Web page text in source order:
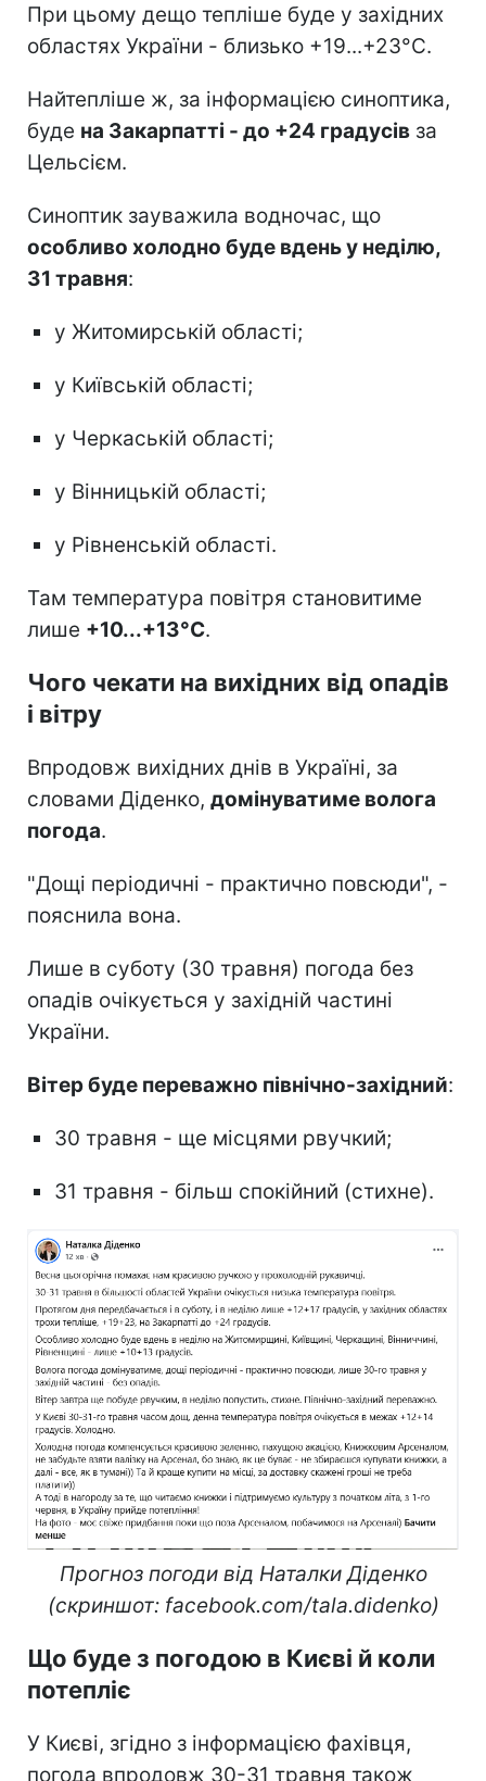
При цьому дещо тепліше буде у західних
областях України - близько +19...+23°С.
Найтепліше ж, за інформацією синоптика,
буде на Закарпатті - до +24 градусів за
Цельсієм.
Синоптик зауважила водночас, що
особливо холодно буде вдень у неділю,
31 травня:
у Житомирській області;
у Київській області;
у Черкаській області;
у Вінницькій області;
у Рівненській області.
Там температура повітря становитиме
лише +10...+13°С.
Чого чекати на вихідних від опадів
і вітру
Впродовж вихідних днів в Україні, за
словами Діденко, домінуватиме волога
погода.
"Дощі періодичні - практично повсюди", -
пояснила вона.
Лише в суботу (30 травня) погода без
опадів очікується у західній частині
України.
Вітер буде переважно північно-західний:
30 травня - ще місцями рвучкий;
31 травня - більш спокійний (стихне).
Прогноз погоди від Наталки Діденко
(скриншот: facebook.com/tala.didenko)
Що буде з погодою в Києві й коли
потепліє
У Києві, згідно з інформацією фахівця,
погода впродовж 30-31 травня також